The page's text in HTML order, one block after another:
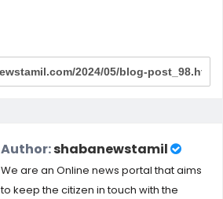
Author:shabanewstamil
We are an Online news portal that aims
to keep the citizen in touch with the